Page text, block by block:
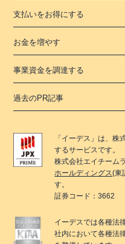
支払いをお得にする
お金を増やす
事業資金を調達する
過去のPR記事
「 イーデス 」は、株
するサービスです。
株式会社エイチーム
ホールディングス(東
す。
証券コード：3662
イーデスでは各種法
社内において各種法